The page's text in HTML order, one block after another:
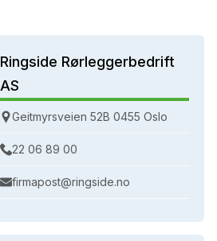
Ringside Rørleggerbedrift
AS
Geitmyrsveien 52B 0455 Oslo
22 06 89 00
firmapost@ringside.no